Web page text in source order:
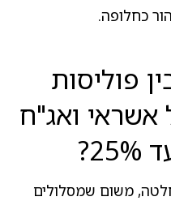
כחלופה.
פוליסות
אשראי ואג"ח
משום שמסלולים